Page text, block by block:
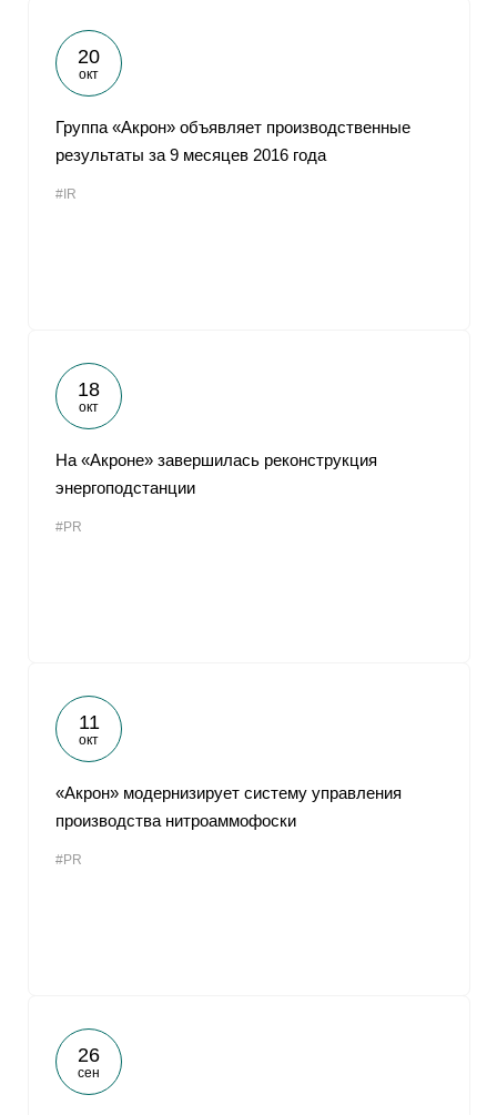
20
окт
Группа «Акрон» объявляет производственные
результаты за 9 месяцев 2016 года
#IR
18
окт
На «Акроне» завершилась реконструкция
энергоподстанции
#PR
11
окт
«Акрон» модернизирует систему управления
производства нитроаммофоски
#PR
26
сен